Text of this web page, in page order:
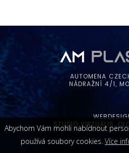
AUTOMENA
NÁDRAŽNÍ 4/1,
STUDIO VIRTUALIS,
Abychom Vám mohli nabídnout
používá soubory cookies. Více